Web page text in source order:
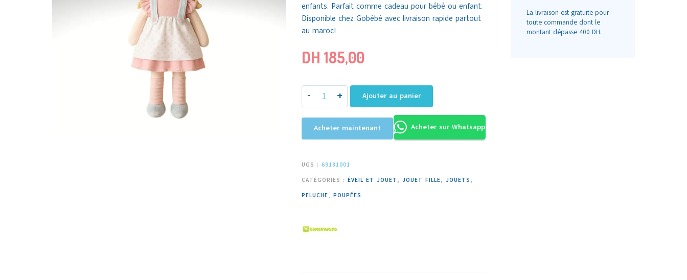
enfants. Parfait comme cadeau pour bébé ou enfant.
Disponible chez Gobébé avec livraison rapide partout
au maroc!
DH 185,00
- + Ajouter au panier
Acheter maintenant Acheter sur Whatsapp
UGS : 69181001
CATÉGORIES : ÉVEIL ET JOUET , JOUET FILLE, JOUETS ,
PELUCHE, POUPÉES
La livraison est gratuite pour
toute commande dont le
montant dépasse 400 DH.